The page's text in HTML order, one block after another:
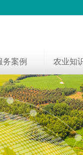
务案例 农业知